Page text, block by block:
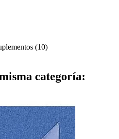
(10)
categoría: